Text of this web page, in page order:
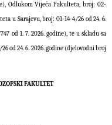
, Odlukom Vijeća Fakulteta, broj: 02-
u Sarajevu, broj: 01-14-4/26 od 24. 6.
od 1. 7. 2026. godine), te u skladu sa
od 24. 6. 2026. godine (djelovodni broj
FAKULTET